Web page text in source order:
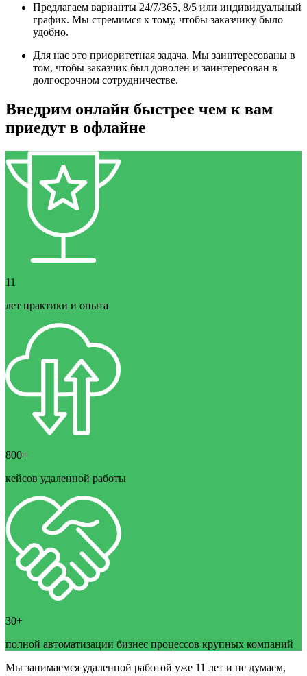
Предлагаем варианты 24/7/365, 8/5 или индивидуальный
график. Мы стремимся к тому, чтобы заказчику было
удобно.
Для нас это приоритетная задача. Мы заинтересованы в
том, чтобы заказчик был доволен и заинтересован в
долгосрочном сотрудничестве.
Внедрим онлайн быстрее чем к вам
приедут в офлайне
11
лет практики и опыта
800+
кейсов удаленной работы
30+
полной автоматизации бизнес процессов крупных компаний
Мы занимаемся удаленной работой уже 11 лет и не думаем,